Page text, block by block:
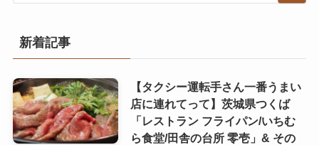
新着記事
【タクシー運転手さん一番うまい
店に連れてって】茨城県つくば
「レストラン フライパン/いちむ
ら食堂/田舎の台所 零壱」& その